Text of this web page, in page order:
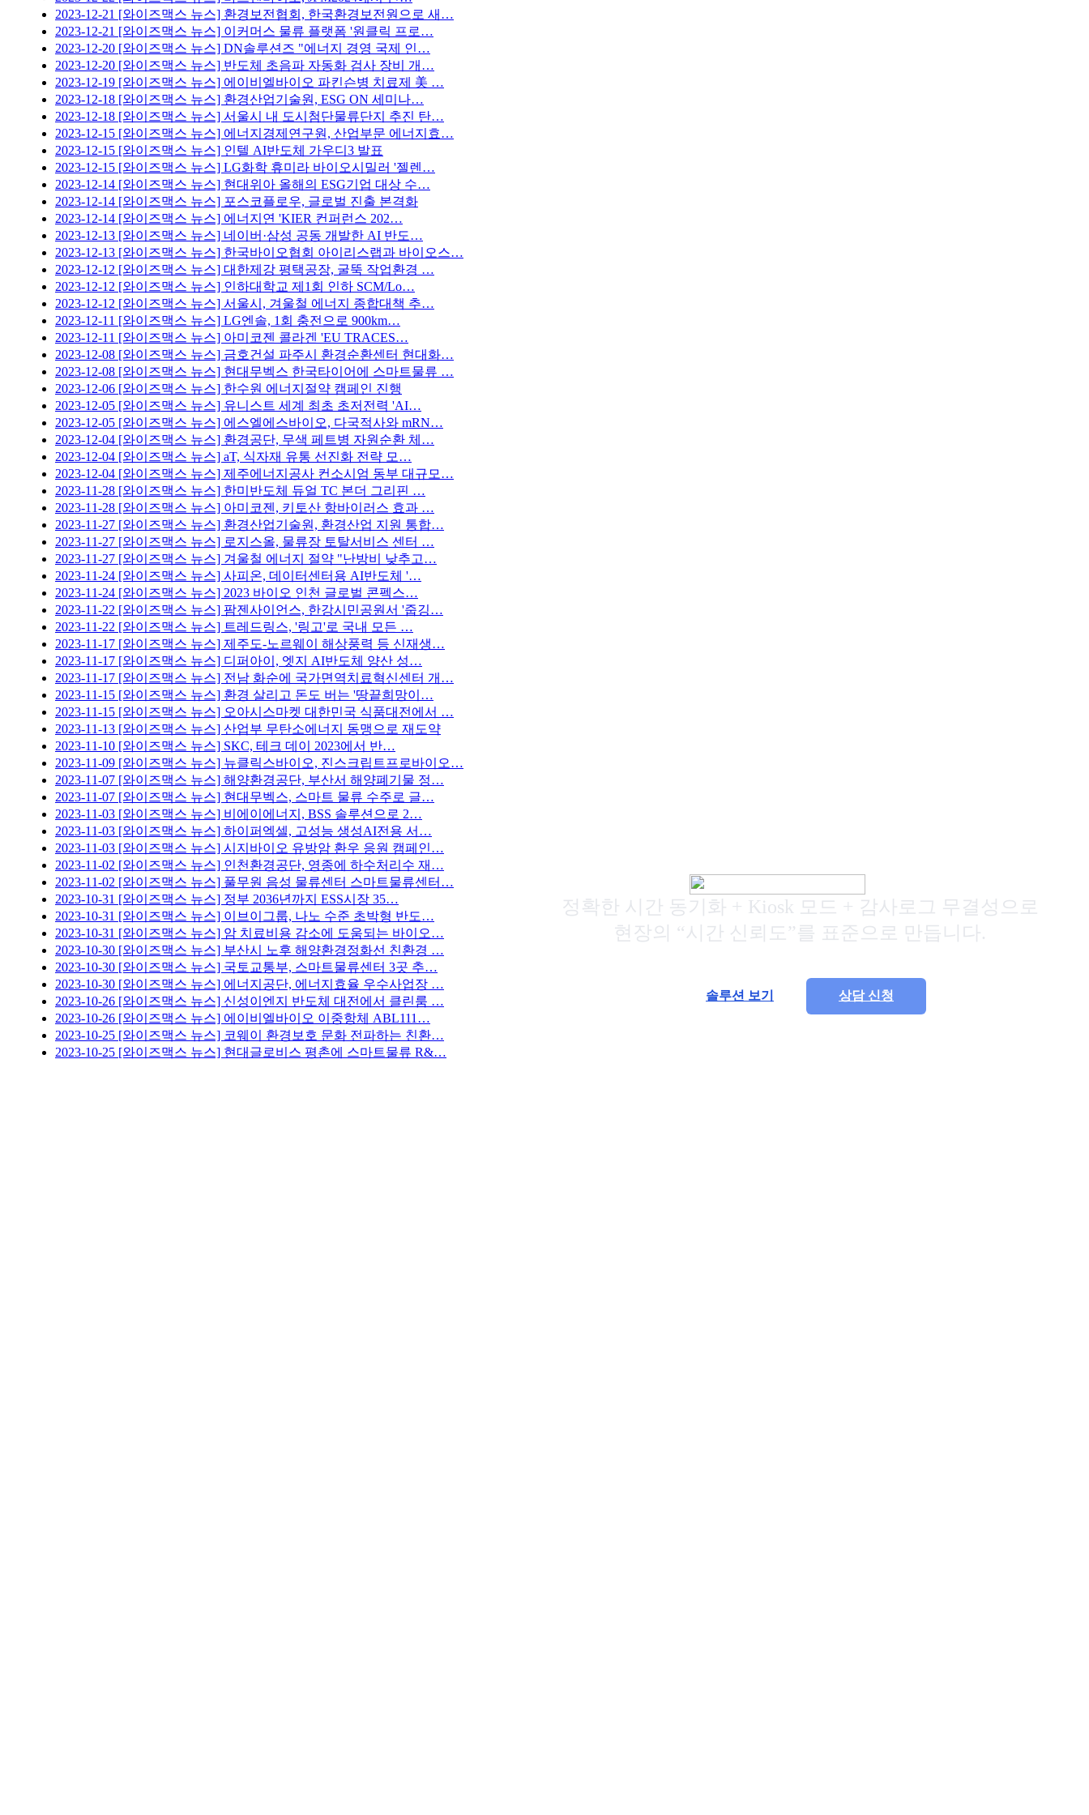
2023-12-21 [와이즈맥스 뉴스] 환경보전협회, 한국환경보전원으로 새…
2023-12-21 [와이즈맥스 뉴스] 이커머스 물류 플랫폼 '원클릭 프로…
2023-12-20 [와이즈맥스 뉴스] DN솔루션즈 "에너지 경영 국제 인…
2023-12-20 [와이즈맥스 뉴스] 반도체 초음파 자동화 검사 장비 개…
2023-12-19 [와이즈맥스 뉴스] 에이비엘바이오 파킨슨병 치료제 美 …
2023-12-18 [와이즈맥스 뉴스] 환경산업기술원, ESG ON 세미나…
2023-12-18 [와이즈맥스 뉴스] 서울시 내 도시첨단물류단지 추진 탄…
2023-12-15 [와이즈맥스 뉴스] 에너지경제연구원, 산업부문 에너지효…
2023-12-15 [와이즈맥스 뉴스] 인텔 AI반도체 가우디3 발표
2023-12-15 [와이즈맥스 뉴스] LG화학 휴미라 바이오시밀러 '젤렌…
2023-12-14 [와이즈맥스 뉴스] 현대위아 올해의 ESG기업 대상 수…
2023-12-14 [와이즈맥스 뉴스] 포스코플로우, 글로벌 진출 본격화
2023-12-14 [와이즈맥스 뉴스] 에너지연 'KIER 컨퍼런스 202…
2023-12-13 [와이즈맥스 뉴스] 네이버·삼성 공동 개발한 AI 반도…
2023-12-13 [와이즈맥스 뉴스] 한국바이오협회 아이리스랩과 바이오스…
2023-12-12 [와이즈맥스 뉴스] 대한제강 평택공장, 굴뚝 작업환경 …
2023-12-12 [와이즈맥스 뉴스] 인하대학교 제1회 인하 SCM/Lo…
2023-12-12 [와이즈맥스 뉴스] 서울시, 겨울철 에너지 종합대책 추…
2023-12-11 [와이즈맥스 뉴스] LG엔솔, 1회 충전으로 900km…
2023-12-11 [와이즈맥스 뉴스] 아미코젠 콜라겐 'EU TRACES…
2023-12-08 [와이즈맥스 뉴스] 금호건설 파주시 환경순환센터 현대화…
2023-12-08 [와이즈맥스 뉴스] 현대무벡스 한국타이어에 스마트물류 …
2023-12-06 [와이즈맥스 뉴스] 한수원 에너지절약 캠페인 진행
2023-12-05 [와이즈맥스 뉴스] 유니스트 세계 최초 초저전력 'AI…
2023-12-05 [와이즈맥스 뉴스] 에스엘에스바이오, 다국적사와 mRN…
2023-12-04 [와이즈맥스 뉴스] 환경공단, 무색 페트병 자원순환 체…
2023-12-04 [와이즈맥스 뉴스] aT, 식자재 유통 선진화 전략 모…
2023-12-04 [와이즈맥스 뉴스] 제주에너지공사 컨소시엄 동부 대규모…
2023-11-28 [와이즈맥스 뉴스] 한미반도체 듀얼 TC 본더 그리핀 …
2023-11-28 [와이즈맥스 뉴스] 아미코젠, 키토산 항바이러스 효과 …
2023-11-27 [와이즈맥스 뉴스] 환경산업기술원, 환경산업 지원 통합…
2023-11-27 [와이즈맥스 뉴스] 로지스올, 물류장 토탈서비스 센터 …
2023-11-27 [와이즈맥스 뉴스] 겨울철 에너지 절약 "난방비 낮추고…
2023-11-24 [와이즈맥스 뉴스] 사피온, 데이터센터용 AI반도체 '…
2023-11-24 [와이즈맥스 뉴스] 2023 바이오 인천 글로벌 콘펙스…
2023-11-22 [와이즈맥스 뉴스] 팜젠사이언스, 한강시민공원서 '줍깅…
2023-11-22 [와이즈맥스 뉴스] 트레드링스, '링고'로 국내 모든 …
2023-11-17 [와이즈맥스 뉴스] 제주도-노르웨이 해상풍력 등 신재생…
2023-11-17 [와이즈맥스 뉴스] 디퍼아이, 엣지 AI반도체 양산 성…
2023-11-17 [와이즈맥스 뉴스] 전남 화순에 국가면역치료혁신센터 개…
2023-11-15 [와이즈맥스 뉴스] 환경 살리고 돈도 버는 '땅끝희망이…
2023-11-15 [와이즈맥스 뉴스] 오아시스마켓 대한민국 식품대전에서 …
2023-11-13 [와이즈맥스 뉴스] 산업부 무탄소에너지 동맹으로 재도약
2023-11-10 [와이즈맥스 뉴스] SKC, 테크 데이 2023에서 반…
2023-11-09 [와이즈맥스 뉴스] 뉴클릭스바이오, 진스크립트프로바이오…
2023-11-07 [와이즈맥스 뉴스] 해양환경공단, 부산서 해양폐기물 정…
2023-11-07 [와이즈맥스 뉴스] 현대무벡스, 스마트 물류 수주로 글…
2023-11-03 [와이즈맥스 뉴스] 비에이에너지, BSS 솔루션으로 2…
2023-11-03 [와이즈맥스 뉴스] 하이퍼엑셀, 고성능 생성AI전용 서…
2023-11-03 [와이즈맥스 뉴스] 시지바이오 유방암 환우 응원 캠페인…
2023-11-02 [와이즈맥스 뉴스] 인천환경공단, 영종에 하수처리수 재…
2023-11-02 [와이즈맥스 뉴스] 풀무원 음성 물류센터 스마트물류센터…
2023-10-31 [와이즈맥스 뉴스] 정부 2036년까지 ESS시장 35…
2023-10-31 [와이즈맥스 뉴스] 이브이그룹, 나노 수준 초박형 반도…
2023-10-31 [와이즈맥스 뉴스] 암 치료비용 감소에 도움되는 바이오…
2023-10-30 [와이즈맥스 뉴스] 부산시 노후 해양환경정화선 친환경 …
2023-10-30 [와이즈맥스 뉴스] 국토교통부, 스마트물류센터 3곳 추…
2023-10-30 [와이즈맥스 뉴스] 에너지공단, 에너지효율 우수사업장 …
2023-10-26 [와이즈맥스 뉴스] 신성이엔지 반도체 대전에서 클린룸 …
2023-10-26 [와이즈맥스 뉴스] 에이비엘바이오 이중항체 ABL111…
2023-10-25 [와이즈맥스 뉴스] 코웨이 환경보호 문화 전파하는 친환…
2023-10-25 [와이즈맥스 뉴스] 현대글로비스 평촌에 스마트물류 R&…
정확한 시간 동기화 + Kiosk 모드 + 감사로그 무결성으로
현장의 “시간 신뢰도”를 표준으로 만듭니다.
솔루션 보기 상담 신청